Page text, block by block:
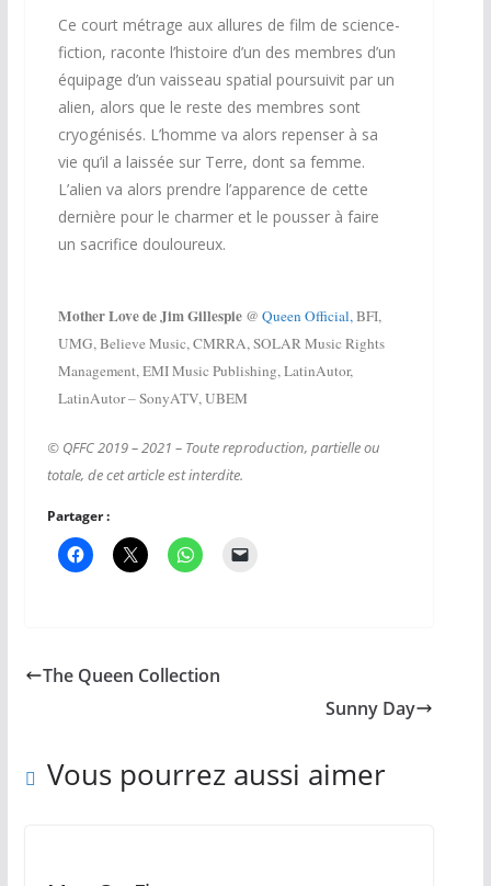
Ce court métrage aux allures de film de science-
fiction, raconte l’histoire d’un des membres d’un
équipage d’un vaisseau spatial poursuivit par un
alien, alors que le reste des membres sont
cryogénisés. L’homme va alors repenser à sa
vie qu’il a laissée sur Terre, dont sa femme.
L’alien va alors prendre l’apparence de cette
dernière pour le charmer et le pousser à faire
un sacrifice douloureux.
Mother Love de Jim Gillespie@ Queen Official,BFI,
UMG, Believe Music, CMRRA, SOLAR Music Rights
Management, EMI Music Publishing, LatinAutor,
LatinAutor – SonyATV, UBEM
© QFFC 2019 – 2021 – Toute reproduction, partielle ou
totale, de cet article est interdite.
Partager :
The Queen Collection
Sunny Day
Vous pourrez aussi aimer